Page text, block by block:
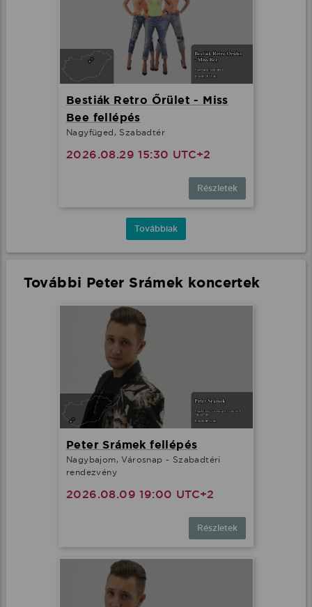
Bestiák Retro Őrület - Miss
Bee fellépés
Nagyfüged, Szabadtér
2026.08.29 15:30 UTC+2
Részletek
Továbbiak
További Peter Srámek koncertek
Peter Srámek fellépés
Nagybajom, Városnap - Szabadtéri
rendezvény
2026.08.09 19:00 UTC+2
Részletek
Ez az oldal cookie-kat használ
Adatainak biztonsága fontos számunkra
Weboldalunk a felhasználói élmény növelése, a
kényelmes felhasználás és a weboldal védelme
érdekében cookie-kat használ.